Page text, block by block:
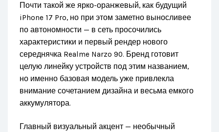
Почти такой же ярко-оранжевый, как будущий
iPhone 17 Pro, но при этом заметно выносливее
по автономности — в сеть просочились
характеристики и первый рендер нового
середнячка Realme Narzo 90. Бренд готовит
целую линейку устройств под этим названием,
но именно базовая модель уже привлекла
внимание сочетанием дизайна и весьма емкого
аккумулятора.
Главный визуальный акцент — необычный